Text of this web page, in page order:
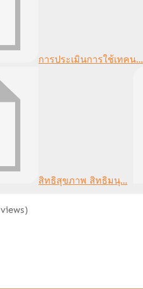
การประเมินการใช้เทคน...
สิทธิสุขภาพ สิทธิมนุ...
views)